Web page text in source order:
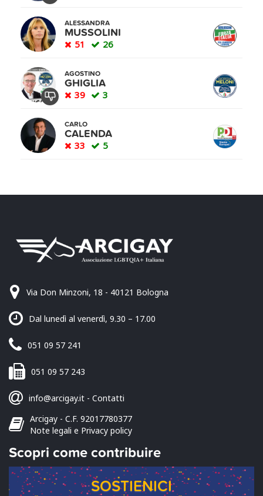
ALESSANDRA
MUSSOLINI
51 26
AGOSTINO
GHIGLIA
39 3
CARLO
CALENDA
33 5
Via Don Minzoni, 18 - 40121 Bologna
Dal lunedì al venerdì, 9.30 – 17.00
051 09 57 241
051 09 57 243
info@arcigay.it - Contatti
Arcigay - C.F. 92017780377
Note legali e Privacy policy
Scopri come contribuire
SOSTIENICI